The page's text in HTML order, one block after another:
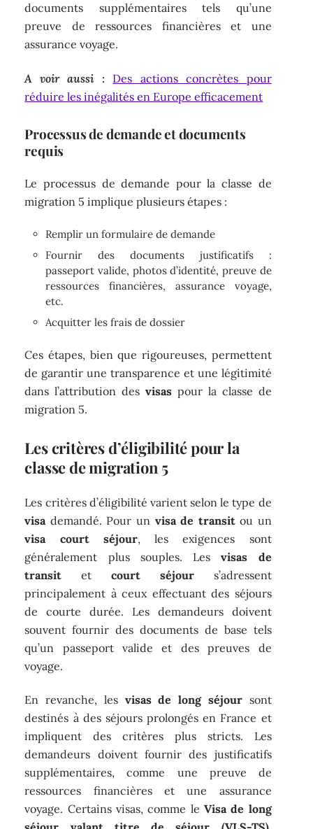
documents supplémentaires tels qu’une
preuve de ressources financières et une
assurance voyage.
A voir aussi :
Des actions concrètes pour
réduire les inégalités en Europe efficacement
Processus de demande et documents
requis
Le processus de demande pour la classe de
migration 5 implique plusieurs étapes :
Remplir un formulaire de demande
Fournir des documents justificatifs :
passeport valide, photos d’identité, preuve de
ressources financières, assurance voyage,
etc.
Acquitter les frais de dossier
Ces étapes, bien que rigoureuses, permettent
de garantir une transparence et une légitimité
dans l’attribution desvisas pour la classe de
migration 5.
Les critères d’éligibilité pour la
classe de migration 5
Les critères d’éligibilité varient selon le type de
visa demandé. Pour un visa de transitou un
visa court séjour, les exigences sont
généralement plus souples. Lesvisas de
transit et court séjours’adressent
principalement à ceux effectuant des séjours
de courte durée. Les demandeurs doivent
souvent fournir des documents de base tels
qu’un passeport valide et des preuves de
voyage.
En revanche, les visas de long séjoursont
destinés à des séjours prolongés en France et
impliquent des critères plus stricts. Les
demandeurs doivent fournir des justificatifs
supplémentaires, comme une preuve de
ressources financières et une assurance
voyage. Certains visas, comme le Visa de long